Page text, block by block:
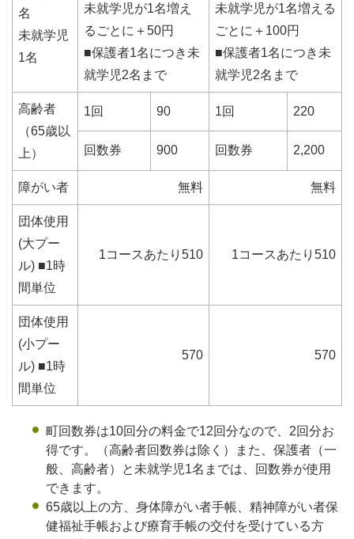
名
未就学児
1名
未就学児が1名増え
るごとに＋50円
■保護者1名につき未
就学児2名まで
未就学児が1名増える
ごとに＋100円
■保護者1名につき未
就学児2名まで
高齢者
（65歳以
上）
1回 90 1回 220
回数券 900 回数券 2,200
障がい者 無料 無料
団体使用
(大プー
ル) ■1時
間単位
1コースあたり510 1コースあたり510
団体使用
(小プー
ル) ■1時
間単位
570 570
町回数券は10回分の料金で12回分なので、2回分お
得です。（高齢者回数券は除く）また、保護者（一
般、高齢者）と未就学児1名までは、回数券が使用
できます。
65歳以上の方、身体障がい者手帳、精神障がい者保
健福祉手帳および療育手帳の交付を受けている方